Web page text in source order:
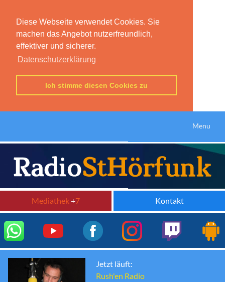
Diese Webseite verwendet Cookies. Sie
machen das Angebot nutzerfreundlich,
effektiver und sicherer.
Datenschutzerklärung
Ich stimme diesen Cookies zu
Menu
Mediathek+7 Kontakt
Jetzt läuft:
Rush'en Radio